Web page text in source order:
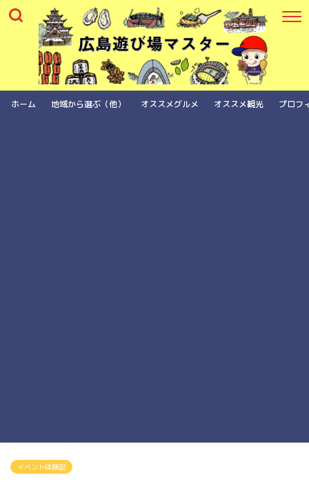
ホーム 地域から選ぶ（他） オススメグルメ オススメ観光 プロフ
イベント体験記